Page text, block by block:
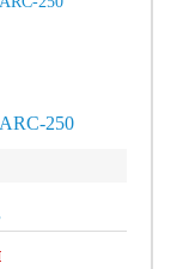
250